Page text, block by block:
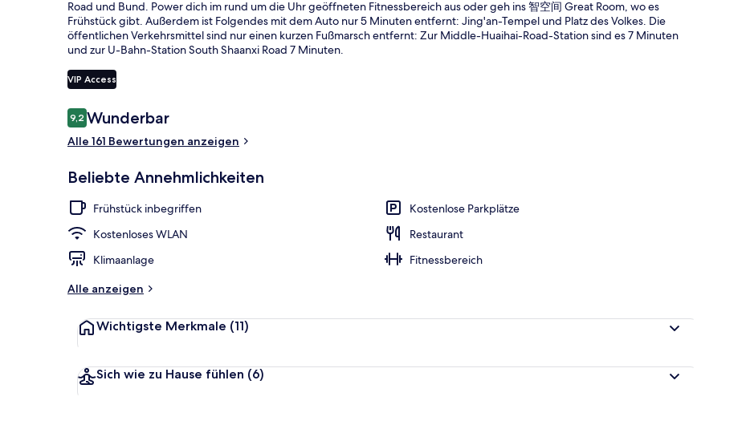
Sitzecke in der Lobby
Road und Bund. Power dich im rund um die Uhr geöffneten Fitnessbereich aus oder geh ins 智空间 Great Room, wo es
Frühstück gibt. Außerdem ist Folgendes mit dem Auto nur 5 Minuten entfernt: Jing'an-Tempel und Platz des Volkes. Die
öffentlichen Verkehrsmittel sind nur einen kurzen Fußmarsch entfernt: Zur Middle-Huaihai-Road-Station sind es 7 Minuten
und zur U-Bahn-Station South Shaanxi Road 7 Minuten.
VIP Access
Bewertungen
9,29,2 von 10.
Wunderbar
Alle 161 Bewertungen anzeigen
Beliebte Annehmlichkeiten
Frühstück inbegriffen
Kostenlose Parkplätze
Kostenloses WLAN
Restaurant
Klimaanlage
Fitnessbereich
Alle anzeigen
Wichtigste Merkmale (11)
Sich wie zu Hause fühlen (6)